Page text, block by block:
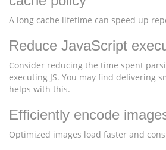
A long cache lifetime can speed up
Reduce JavaScript
Consider reducing the time spent
executing JS. You may find delivering
helps with this.
Efficiently encode
Optimized images load faster and